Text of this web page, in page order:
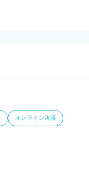
オンライン決済